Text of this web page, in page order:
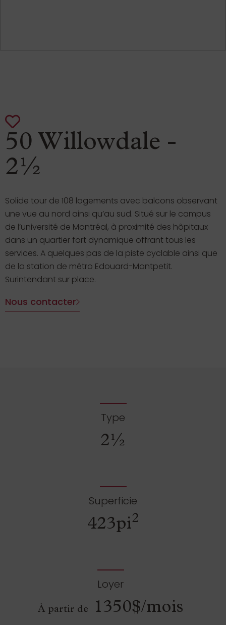
50 Willowdale -
2½
Solide tour de 108 logements avec balcons observant
une vue au nord ainsi qu’au sud. Situé sur le campus
de l’université de Montréal, à proximité des hôpitaux
dans un quartier fort dynamique offrant tous les
services. A quelques pas de la piste cyclable ainsi que
de la station de métro Edouard-Montpetit.
Surintendant sur place.
Nous contacter
Type
2½
Superficie
423pi2
Loyer
À partir de 1350$/mois